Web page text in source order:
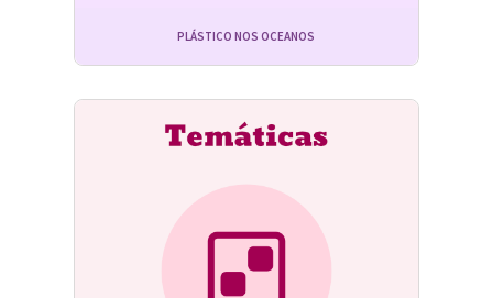
PLÁSTICO NOS OCEANOS